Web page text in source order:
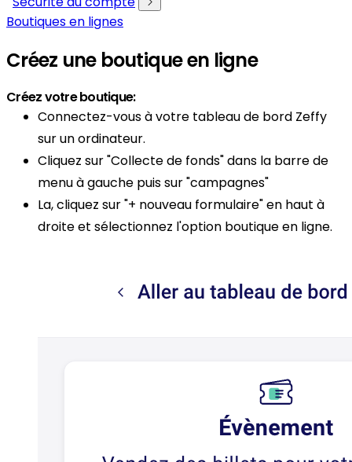
Boutiques en lignes
Créez une boutique en ligne
Créez votre boutique:
Connectez-vous à votre tableau de bord Zeffy
sur un ordinateur.
Cliquez sur "Collecte de fonds" dans la barre de
menu à gauche puis sur "campagnes"
La, cliquez sur "+ nouveau formulaire" en haut à
droite et sélectionnez l'option boutique en ligne.